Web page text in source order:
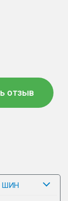
отзыв
ШИН